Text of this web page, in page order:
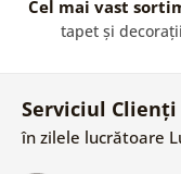
Cel mai vast
tapet și decorații
Serviciul Clienți
în zilele lucrătoare